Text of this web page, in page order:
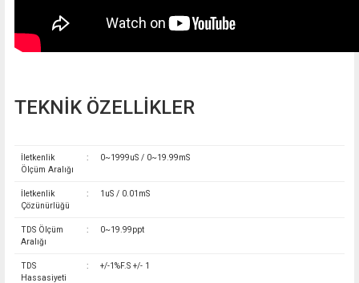
TEKNİK ÖZELLİKLER
İletkenlik
Ölçüm Aralığı
: 0~1999uS / 0~19.99mS
İletkenlik
Çözünürlüğü
: 1uS / 0.01mS
TDS Ölçüm
Aralığı
: 0~19.99ppt
TDS
Hassasiyeti
: +/-1%F.S +/- 1